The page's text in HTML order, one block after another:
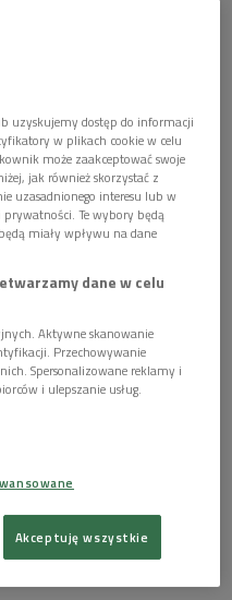
korporacji? (Puls
i pracochłonny rodzaj
uprawianie pojedyncze
kraju. To tony
umożliwiają
- opowiadał gość Pawła
uzyskujemy dostęp do informacji
w plikach cookie w celu
może zaakceptować swoje
jak również skorzystać z
uzasadnionego interesu lub w
Te wybory będą
miały wpływu na dane
dane w celu
Aktywne skanowanie
Przechowywanie
Spersonalizowane reklamy i
i ulepszanie usług.
Akceptuję wszystkie